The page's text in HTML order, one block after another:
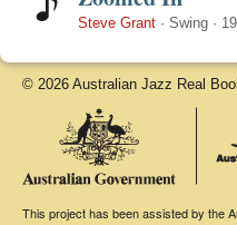
Steve Grant · Swing ·
© 2026 Australian Jazz Real
This project has been assisted by the